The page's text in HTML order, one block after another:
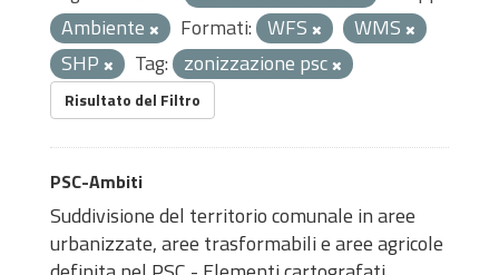
Ambiente
Formati: WFS
WMS
SHP
Tag: zonizzazione psc
Risultato del Filtro
PSC-Ambiti
Suddivisione del territorio comunale in aree
urbanizzate, aree trasformabili e aree agricole